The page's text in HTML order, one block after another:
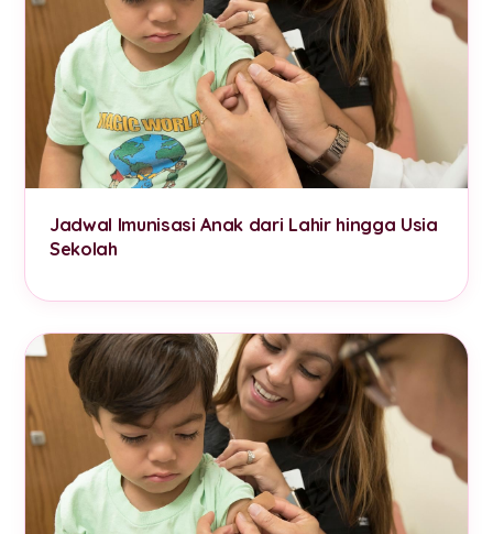
Jadwal Imunisasi Anak dari Lahir hingga Usia
Sekolah